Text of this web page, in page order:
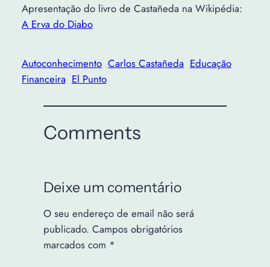
Apresentação do livro de Castañeda na Wikipédia:
A Erva do Diabo
Autoconhecimento Carlos Castañeda Educação
Financeira El Punto
Comments
Deixe um comentário
O seu endereço de email não será
publicado. Campos obrigatórios
marcados com *